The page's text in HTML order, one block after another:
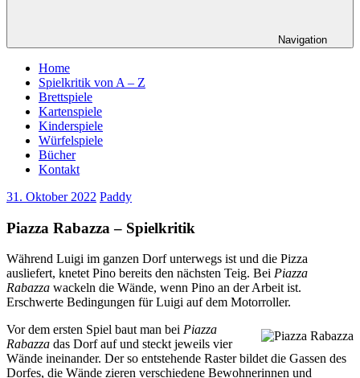
Navigation
Home
Spielkritik von A – Z
Brettspiele
Kartenspiele
Kinderspiele
Würfelspiele
Bücher
Kontakt
31. Oktober 2022 Paddy
Piazza Rabazza – Spielkritik
Während Luigi im ganzen Dorf unterwegs ist und die Pizza
ausliefert, knetet Pino bereits den nächsten Teig. Bei Piazza
Rabazza wackeln die Wände, wenn Pino an der Arbeit ist.
Erschwerte Bedingungen für Luigi auf dem Motorroller.
Vor dem ersten Spiel baut man bei Piazza
Rabazza das Dorf auf und steckt jeweils vier
Wände ineinander. Der so entstehende Raster bildet die Gassen des
Dorfes, die Wände zieren verschiedene Bewohnerinnen und